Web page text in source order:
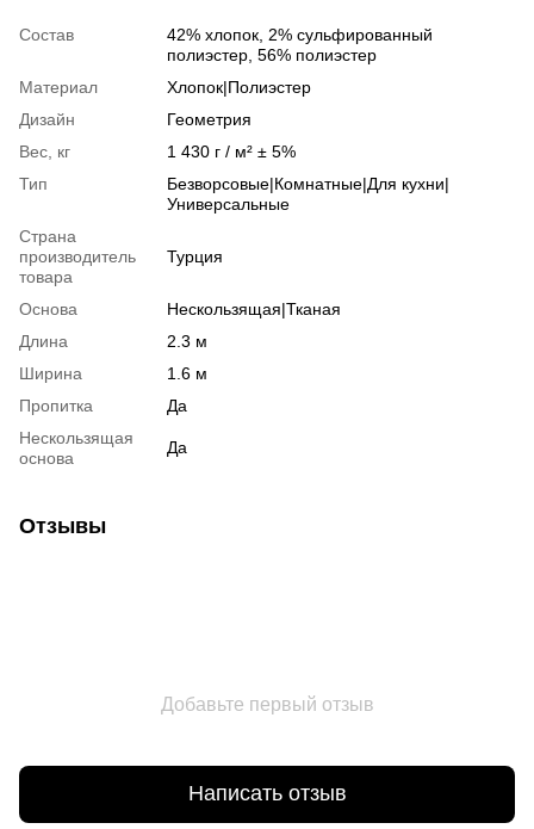
Состав
42% хлопок, 2% сульфированный
полиэстер, 56% полиэстер
Материал
Хлопок|Полиэстер
Дизайн
Геометрия
Вес, кг
1 430 г / м² ± 5%
Тип
Безворсовые|Комнатные|Для кухни|
Универсальные
Страна
производитель
товара
Турция
Основа
Нескользящая|Тканая
Длина
2.3 м
Ширина
1.6 м
Пропитка
Да
Нескользящая
основа
Да
Отзывы
Добавьте первый отзыв
Написать отзыв